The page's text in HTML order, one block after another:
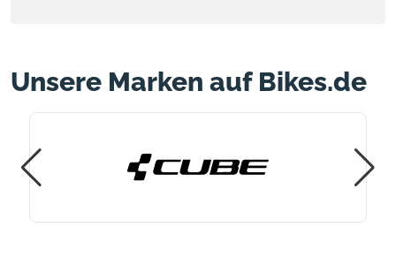
Unsere Marken auf Bikes.de